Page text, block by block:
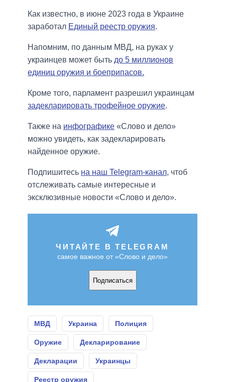
Как известно, в июне 2023 года в Украине
заработал Единый реестр оружия.
Напомним, по данным МВД, на руках у
украинцев может быть до 5 миллионов
единиц оружия и боеприпасов.
Кроме того, парламент разрешил украинцам
задекларировать трофейное оружие.
Также на инфографике «Слово и дело»
можно увидеть, как задекларировать
найденное оружие.
Подпишитесь на наш Telegram-канал, чтоб
отслеживать самые интересные и
эксклюзивные новости «Слово и дело».
ЧИТАЙТЕ В TELEGRAM
самое важное от «Слово и дело»
Подписаться
МВД Украина Полиция
Оружие Декларирование
Декларации Украинцы
Реестр оружия